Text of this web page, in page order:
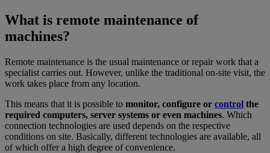
What is remote maintenance of
machines?
Remote maintenance is the usual maintenance or repair work that a
specialist carries out. However, unlike the traditional on-site visit, the
work takes place from any location.
This means that it is possible to monitor, configure or control the
required computers, server systems or even machines. Which
connection technologies are used depends on the respective
conditions on site. Basically, different technologies are available, all
of which offer a high degree of convenience.